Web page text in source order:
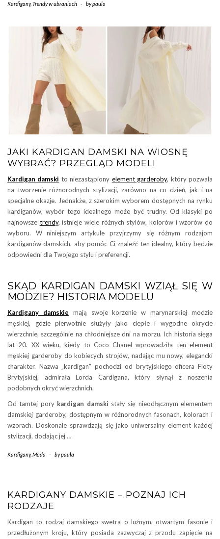
Kardigany,Trendy w ubraniach - bypaula
JAKI KARDIGAN DAMSKI NA WIOSNĘ
WYBRAĆ? PRZEGLĄD MODELI
Kardigan damski to niezastąpiony element garderoby, który pozwala
na tworzenie różnorodnych stylizacji, zarówno na co dzień, jak i na
specjalne okazje. Jednakże, z szerokim wyborem dostępnych na rynku
kardiganów, wybór tego idealnego może być trudny. Od klasyki po
najnowsze trendy, istnieje wiele różnych stylów, kolorów i wzorów do
wyboru. W niniejszym artykule przyjrzymy się różnym rodzajom
kardiganów damskich, aby pomóc Ci znaleźć ten idealny, który będzie
odpowiedni dla Twojego stylu i preferencji.
SKĄD KARDIGAN DAMSKI WZIĄŁ SIĘ W
MODZIE? HISTORIA MODELU
Kardigany damskie mają swoje korzenie w marynarskiej modzie
męskiej, gdzie pierwotnie służyły jako ciepłe i wygodne okrycie
wierzchnie, szczególnie na chłodniejsze dni na morzu. Ich historia sięga
lat 20. XX wieku, kiedy to Coco Chanel wprowadziła ten element
męskiej garderoby do kobiecych strojów, nadając mu nowy, elegancki
charakter. Nazwa „kardigan” pochodzi od brytyjskiego oficera Floty
Brytyjskiej, admirała Lorda Cardigana, który słynął z noszenia
podobnych okryć wierzchnich.
Od tamtej pory kardigan damski stały się nieodłącznym elementem
damskiej garderoby, dostępnym w różnorodnych fasonach, kolorach i
wzorach. Doskonale sprawdzają się jako uniwersalny element każdej
stylizacji, dodając jej …
Kardigany,Moda - bypaula
KARDIGANY DAMSKIE – POZNAJ ICH
RODZAJE
Kardigan to rodzaj damskiego swetra o luźnym, otwartym fasonie i
przedłużonym kroju, który posiada zazwyczaj z przodu zapięcie na